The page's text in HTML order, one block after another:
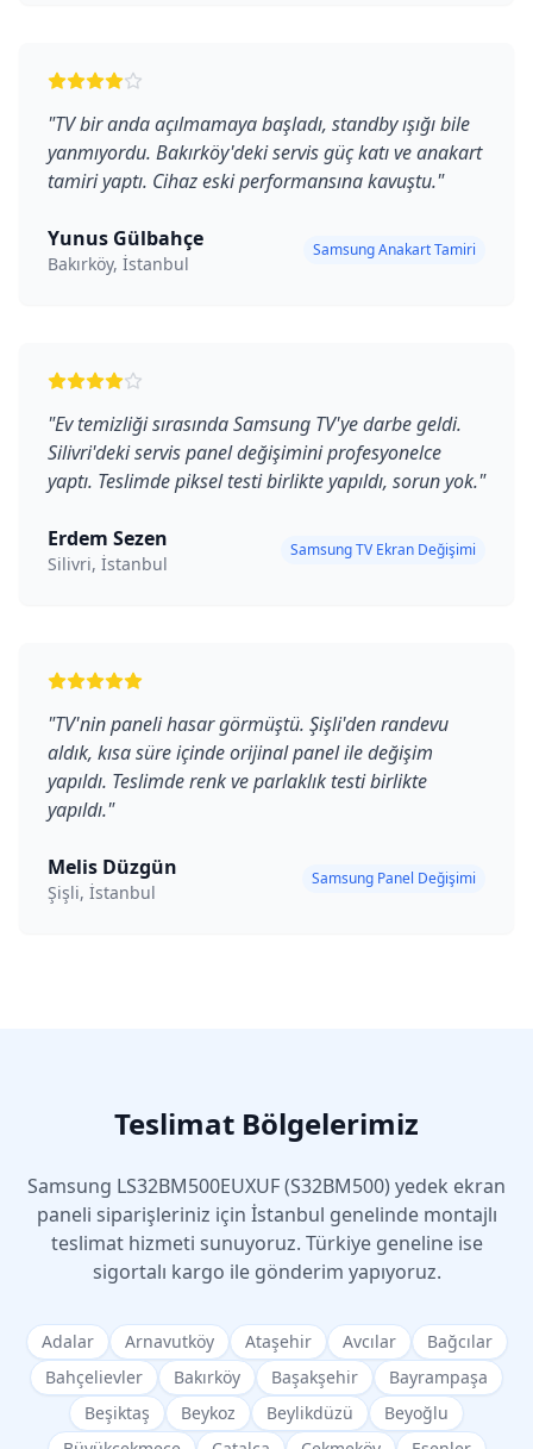
"TV bir anda açılmamaya başladı, standby ışığı bile
yanmıyordu. Bakırköy'deki servis güç katı ve anakart
tamiri yaptı. Cihaz eski performansına kavuştu."
Yunus Gülbahçe
Bakırköy, İstanbul
Samsung Anakart Tamiri
"Ev temizliği sırasında Samsung TV'ye darbe geldi.
Silivri'deki servis panel değişimini profesyonelce
yaptı. Teslimde piksel testi birlikte yapıldı, sorun yok."
Erdem Sezen
Silivri, İstanbul
Samsung TV Ekran Değişimi
"TV'nin paneli hasar görmüştü. Şişli'den randevu
aldık, kısa süre içinde orijinal panel ile değişim
yapıldı. Teslimde renk ve parlaklık testi birlikte
yapıldı."
Melis Düzgün
Şişli, İstanbul
Samsung Panel Değişimi
Teslimat Bölgelerimiz
Samsung LS32BM500EUXUF (S32BM500) yedek ekran
paneli siparişleriniz için İstanbul genelinde montajlı
teslimat hizmeti sunuyoruz. Türkiye geneline ise
sigortalı kargo ile gönderim yapıyoruz.
Adalar Arnavutköy Ataşehir Avcılar
Bağcılar
Bahçelievler
Bakırköy Başakşehir
Bayrampaşa
Beşiktaş
Beykoz Beylikdüzü
Beyoğlu